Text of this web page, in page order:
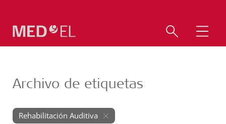
Archivo de etiquetas
Rehabilitación Auditiva